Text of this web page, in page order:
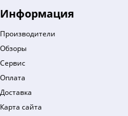
Информация
Производители
Обзоры
Сервис
Оплата
Доставка
Карта сайта